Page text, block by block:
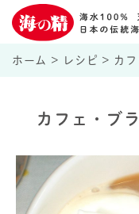
ホーム > レシピ > カ
カフェ・ブ